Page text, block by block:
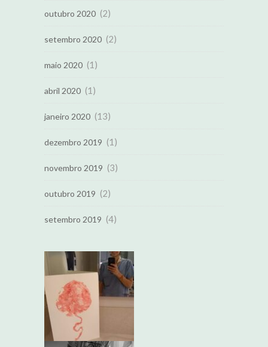
outubro 2020 (2)
setembro 2020 (2)
maio 2020 (1)
abril 2020 (1)
janeiro 2020 (13)
dezembro 2019 (1)
novembro 2019 (3)
outubro 2019 (2)
setembro 2019 (4)